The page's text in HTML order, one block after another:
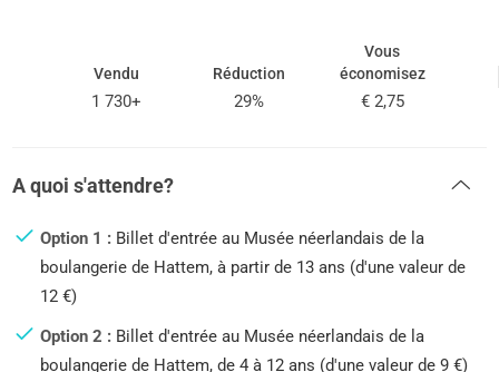
Vendu
1 730+
Réduction
29%
Vous
économisez
€ 2,75
A quoi s'attendre?
Option 1 : Billet d'entrée au Musée néerlandais de la
boulangerie de Hattem, à partir de 13 ans (d'une valeur de
12 €)
Option 2 : Billet d'entrée au Musée néerlandais de la
boulangerie de Hattem, de 4 à 12 ans (d'une valeur de 9 €)